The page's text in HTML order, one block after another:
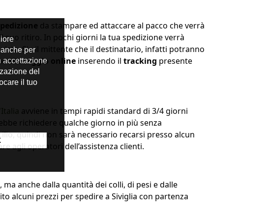
da stampare ed attaccare al pacco che verrà
ritiro. In pochi giorni la tua spedizione verrà
Sia il mittente che il destinatario, infatti potranno
online inserendo il tracking presente
avviene in tempi rapidi standard di 3/4 giorni
richiedere qualche giorno in più senza
quindi non sarà necessario recarsi presso alcun
agli operatori dell’assistenza clienti.
anche dalla quantità dei colli, di pesi e dalle
alcuni prezzi per spedire a Siviglia con partenza